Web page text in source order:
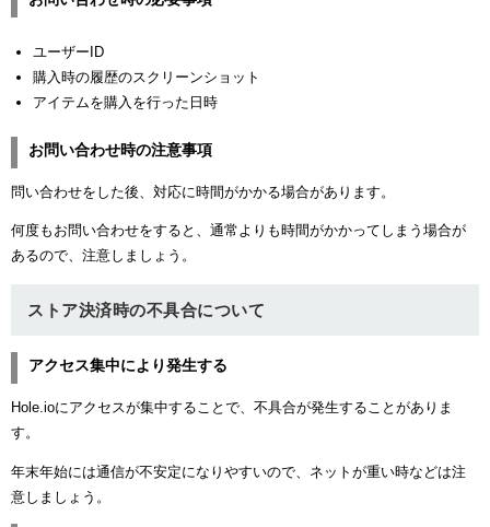
ユーザーID
購入時の履歴のスクリーンショット
アイテムを購入を行った日時
お問い合わせ時の注意事項
問い合わせをした後、対応に時間がかかる場合があります。
何度もお問い合わせをすると、通常よりも時間がかかってしまう場合が
あるので、注意しましょう。
ストア決済時の不具合について
アクセス集中により発生する
Hole.ioにアクセスが集中することで、不具合が発生することがありま
す。
年末年始には通信が不安定になりやすいので、ネットが重い時などは注
意しましょう。